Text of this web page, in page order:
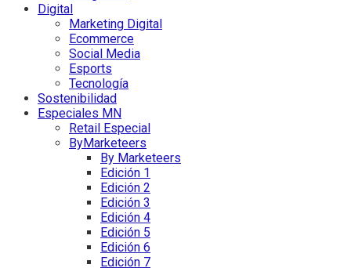
Digital
Marketing Digital
Ecommerce
Social Media
Esports
Tecnología
Sostenibilidad
Especiales MN
Retail Especial
ByMarketeers
By Marketeers
Edición 1
Edición 2
Edición 3
Edición 4
Edición 5
Edición 6
Edición 7